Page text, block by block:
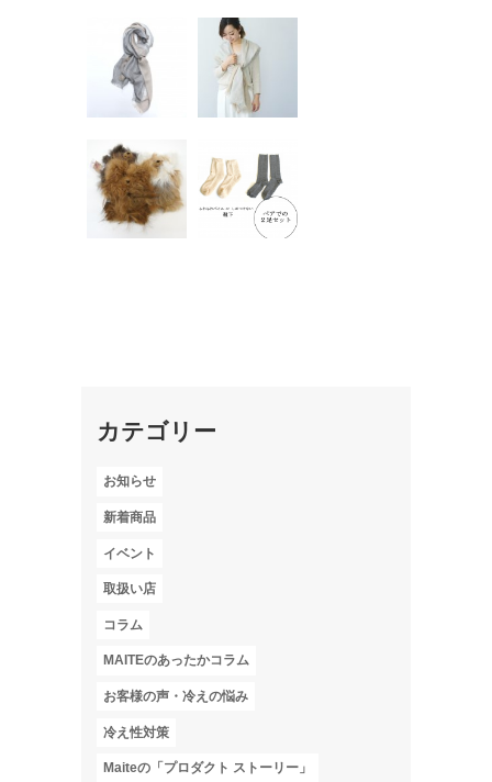
通年使え
る 無染色
のアルパカ
ストール
ダークグ
る アルパ
カストー
ル ライト
グレー
カテゴリー
お知らせ
新着商品
イベント
取扱い店
コラム
MAITEのあったかコラム
お客様の声・冷えの悩み
冷え性対策
Maiteの「プロダクト ストーリー」